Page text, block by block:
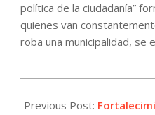
política de la ciudadanía”
quienes van
roba una municipalidad, se
11-
Previous Post: